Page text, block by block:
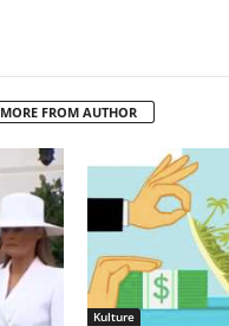
MORE FROM AUTHOR
Kulture